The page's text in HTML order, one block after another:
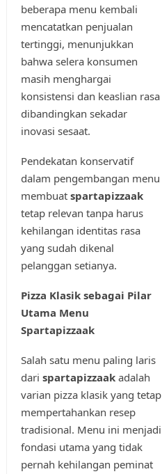
beberapa menu kembali
mencatatkan penjualan
tertinggi, menunjukkan
bahwa selera konsumen
masih menghargai
konsistensi dan keaslian rasa
dibandingkan sekadar
inovasi sesaat.
Pendekatan konservatif
dalam pengembangan menu
membuat spartapizzaak
tetap relevan tanpa harus
kehilangan identitas rasa
yang sudah dikenal
pelanggan setianya.
Pizza Klasik sebagai Pilar
Utama Menu
Spartapizzaak
Salah satu menu paling laris
dari spartapizzaakadalah
varian pizza klasik yang tetap
mempertahankan resep
tradisional. Menu ini menjadi
fondasi utama yang tidak
pernah kehilangan peminat